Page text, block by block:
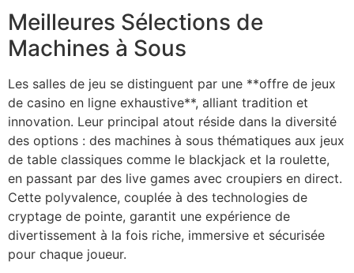
Meilleures Sélections de
Machines à Sous
Les salles de jeu se distinguent par une **offre de jeux
de casino en ligne exhaustive**, alliant tradition et
innovation. Leur principal atout réside dans la diversité
des options : des machines à sous thématiques aux jeux
de table classiques comme le blackjack et la roulette,
en passant par des live games avec croupiers en direct.
Cette polyvalence, couplée à des technologies de
cryptage de pointe, garantit une expérience de
divertissement à la fois riche, immersive et sécurisée
pour chaque joueur.